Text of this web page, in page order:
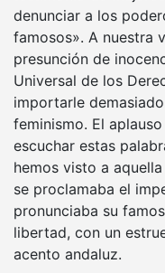
denunciar a los
famosos». A nuestra
presunción de
Universal de los
importarle
feminismo. El
escuchar estas
hemos visto a
se proclamaba el
pronunciaba su
libertad, con un
acento andaluz.